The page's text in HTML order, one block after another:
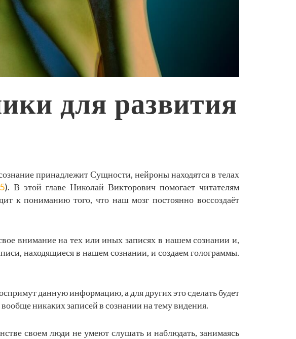
для развития
принадлежит Сущности, нейроны находятся в телах
). В этой главе Николай Викторович помогает читателям
к пониманию того, что наш мозг постоянно воссоздаёт
внимание на тех или иных записях в нашем сознании и,
находящиеся в нашем сознании, и создаем голограммы.
данную информацию, а для других это сделать будет
никаких записей в сознании на тему видения.
своем люди не умеют слушать и наблюдать, занимаясь